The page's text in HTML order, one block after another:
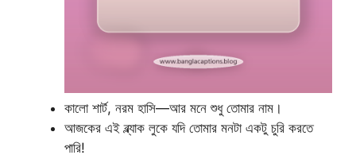
কালো শার্ট, নরম হাসি—আর মনে শুধু তোমার নাম।
আজকের এই ব্ল্যাক লুকে যদি তোমার মনটা একটু চুরি করতে
পারি!